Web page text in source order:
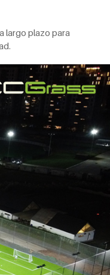
largo plazo para